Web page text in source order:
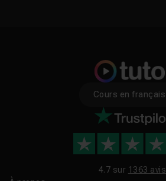
Cours en français
4.7 sur 1363 avis